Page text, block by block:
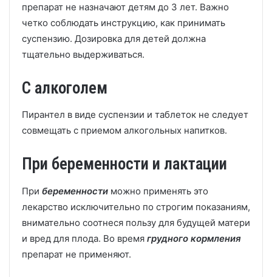
препарат не назначают детям до 3 лет. Важно
четко соблюдать инструкцию, как принимать
суспензию. Дозировка для детей должна
тщательно выдерживаться.
С алкоголем
Пирантел в виде суспензии и таблеток не следует
совмещать с приемом алкогольных напитков.
При беременности и лактации
При беременности можно применять это
лекарство исключительно по строгим показаниям,
внимательно соотнеся пользу для будущей матери
и вред для плода. Во время грудного кормления
препарат не применяют.